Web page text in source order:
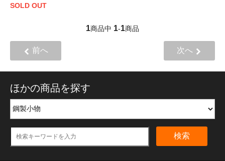
SOLD OUT
1商品中 1-1商品
前へ 次へ
ほかの商品を探す
検索